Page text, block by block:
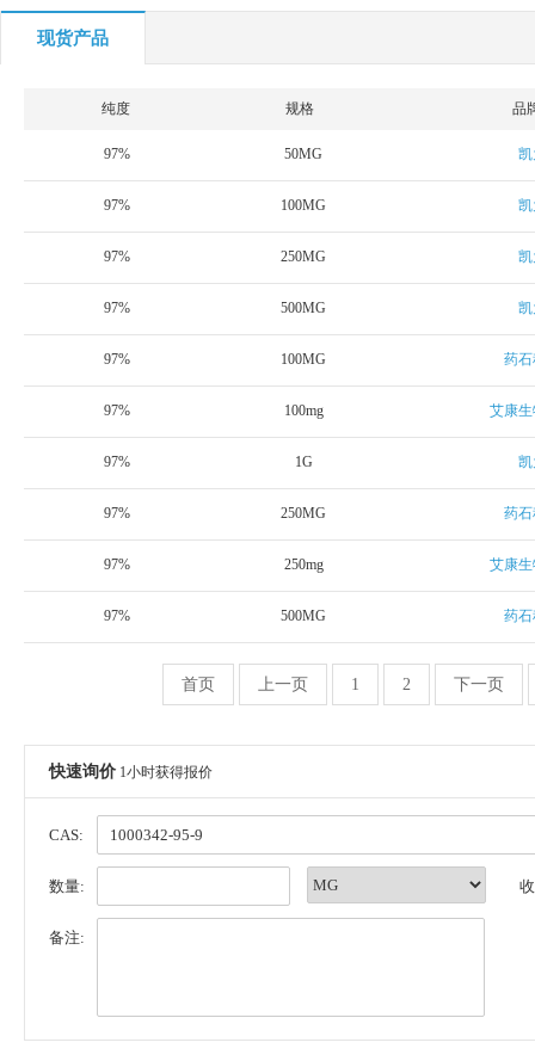
现货产品
纯度 规格 品
97% 50MG
97% 100MG
97% 250MG
97% 500MG
97% 100MG 药
97% 100mg 艾康
97% 1G
97% 250MG 药
97% 250mg 艾康
97% 500MG 药
首页 上一页 1 2 下一页
快速询价 1小时获得报价
CAS:
数量:
备注: